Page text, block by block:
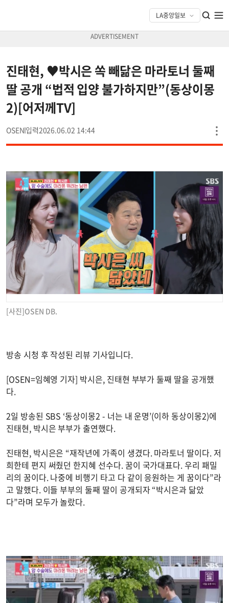
진태현, ♥박시은 쏙 빼닮은 마라토너 둘째
딸 공개 “법적 입양 불가하지만”(동상이몽
2)[어저께TV]
OSEN 2026.06.02 14:44
[사진]OSEN DB.
방송 시청 후 작성된 리뷰 기사입니다.
[OSEN=임혜영 기자] 박시은, 진태현 부부가 둘째 딸을 공개했
다.
2일 방송된 SBS ‘동상이몽2 - 너는 내 운명’(이하 동상이몽2)에
진태현, 박시은 부부가 출연했다.
진태현, 박시은은 “재작년에 가족이 생겼다. 마라토너 딸이다. 저
희한테 편지 써줬던 한지혜 선수다. 꿈이 국가대표다. 우리 패밀
리의 꿈이다. 나중에 비행기 타고 다 같이 응원하는 게 꿈이다”라
고 말했다. 이들 부부의 둘째 딸이 공개되자 “박시은과 닮았
다”라며 모두가 놀랐다.